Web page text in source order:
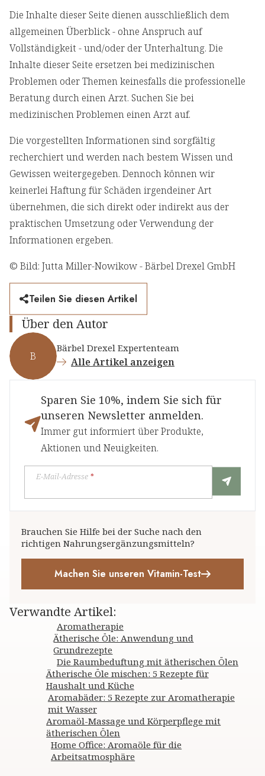
Die Inhalte dieser Seite dienen ausschließlich dem
allgemeinen Überblick - ohne Anspruch auf
Vollständigkeit - und/oder der Unterhaltung. Die
Inhalte dieser Seite ersetzen bei medizinischen
Problemen oder Themen keinesfalls die professionelle
Beratung durch einen Arzt. Suchen Sie bei
medizinischen Problemen einen Arzt auf.
Die vorgestellten Informationen sind sorgfältig
recherchiert und werden nach bestem Wissen und
Gewissen weitergegeben. Dennoch können wir
keinerlei Haftung für Schäden irgendeiner Art
übernehmen, die sich direkt oder indirekt aus der
praktischen Umsetzung oder Verwendung der
Informationen ergeben.
© Bild: Jutta Miller-Nowikow - Bärbel Drexel GmbH
Teilen Sie diesen Artikel
Über den Autor
B
Bärbel Drexel Expertenteam
Alle Artikel anzeigen
Sparen Sie 10%, indem Sie sich für
unseren Newsletter anmelden.
Immer gut informiert über Produkte,
Aktionen und Neuigkeiten.
E-Mail-Adresse *
Brauchen Sie Hilfe bei der Suche nach den
richtigen Nahrungsergänzungsmitteln?
Machen Sie unseren Vitamin-Test
Verwandte Artikel:
Aromatherapie
Ätherische Öle: Anwendung und
Grundrezepte
Die Raumbeduftung mit ätherischen Ölen
Ätherische Öle mischen: 5 Rezepte für
Haushalt und Küche
Aromabäder: 5 Rezepte zur Aromatherapie
mit Wasser
Aromaöl-Massage und Körperpflege mit
ätherischen Ölen
Home Office: Aromaöle für die
Arbeitsatmosphäre